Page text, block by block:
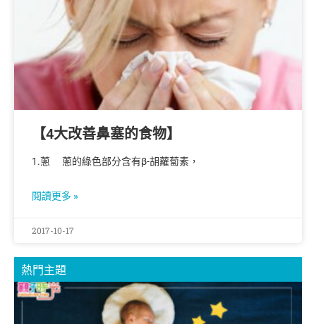
【4大改善鼻塞的食物】
1.蔥 蔥的綠色部分含有β-胡蘿蔔素，
閱讀更多 »
2017-10-17
熱門主題